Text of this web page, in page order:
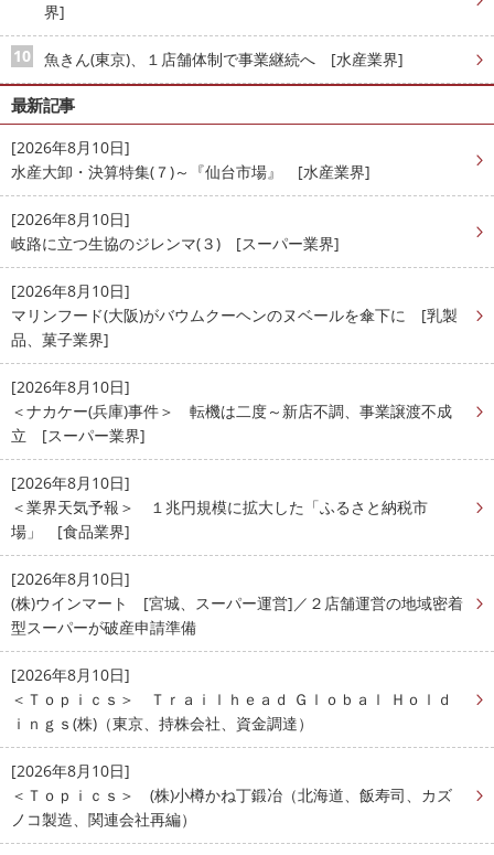
界]
魚きん(東京)、１店舗体制で事業継続へ [水産業界]
最新記事
[2026年8月10日]
水産大卸・決算特集(７)～『仙台市場』 [水産業界]
[2026年8月10日]
岐路に立つ生協のジレンマ(３) [スーパー業界]
[2026年8月10日]
マリンフード(大阪)がバウムクーヘンのヌベールを傘下に [乳製
品、菓子業界]
[2026年8月10日]
＜ナカケー(兵庫)事件＞ 転機は二度～新店不調、事業譲渡不成
立 [スーパー業界]
[2026年8月10日]
＜業界天気予報＞ １兆円規模に拡大した「ふるさと納税市
場」 [食品業界]
[2026年8月10日]
(株)ウインマート [宮城、スーパー運営]／２店舗運営の地域密着
型スーパーが破産申請準備
[2026年8月10日]
＜Ｔｏｐｉｃｓ＞ Ｔｒａｉｌｈｅａｄ Ｇｌｏｂａｌ Ｈｏｌｄ
ｉｎｇｓ(株)（東京、持株会社、資金調達）
[2026年8月10日]
＜Ｔｏｐｉｃｓ＞ (株)小樽かね丁鍛冶（北海道、飯寿司、カズ
ノコ製造、関連会社再編）